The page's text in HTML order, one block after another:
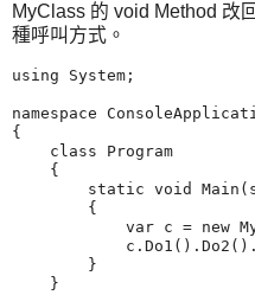
MyClass 的 void Method 改
種呼叫方式。
using System;
namespace
{
    class Program
    {
static void
        {
var c = new
        }
    }